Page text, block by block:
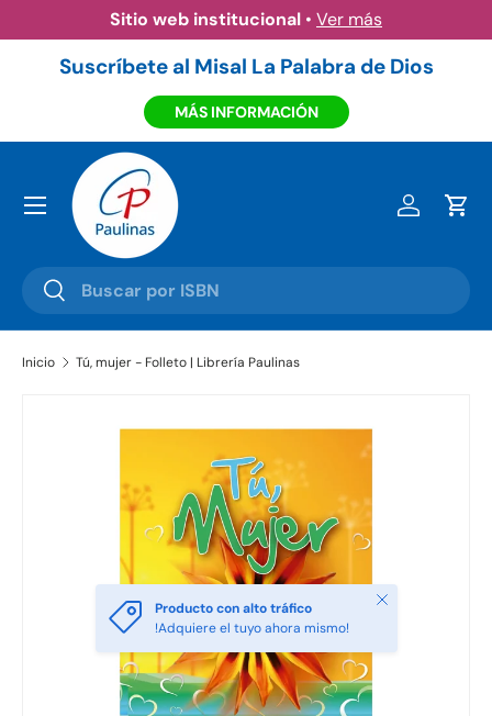
Ir al contenido
Sitio web institucional • Ver más
Suscríbete al Misal La Palabra de Dios
MÁS INFORMACIÓN
Buscar
Buscar
Iniciar
Menú
Inicio Tú, mujer - Folleto | Librería Paulinas
Producto con alto tráfico
!Adquiere el tuyo ahora mismo!
Cerrar